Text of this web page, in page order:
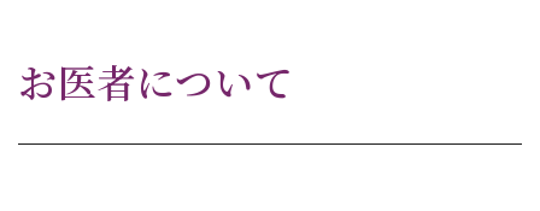
お医者について